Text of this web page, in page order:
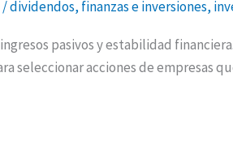
/dividendos, finanzas e inversiones,
pasivos y estabilidad
seleccionar acciones de empresas